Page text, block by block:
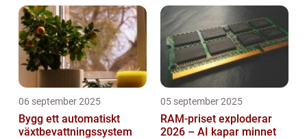
06 september 2025
Bygg ett automatiskt
växtbevattningssystem
05 september 2025
RAM-priset exploderar
2026 – AI kapar minnet